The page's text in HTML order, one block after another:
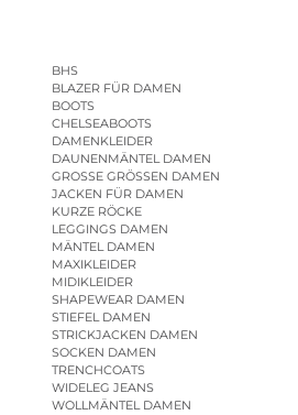
BHS
BLAZER FÜR DAMEN
BOOTS
CHELSEABOOTS
DAMENKLEIDER
DAUNENMÄNTEL DAMEN
GROSSE GRÖSSEN DAMEN
JACKEN FÜR DAMEN
KURZE RÖCKE
LEGGINGS DAMEN
MÄNTEL DAMEN
MAXIKLEIDER
MIDIKLEIDER
SHAPEWEAR DAMEN
STIEFEL DAMEN
STRICKJACKEN DAMEN
SOCKEN DAMEN
TRENCHCOATS
WIDELEG JEANS
WOLLMÄNTEL DAMEN